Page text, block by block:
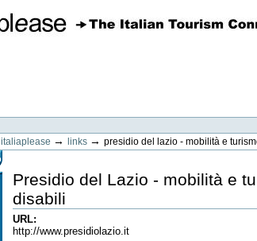
italiaplease → links → presidio del lazio - mobilità e
Presidio del Lazio - mobilità e
disabili
URL:
http://www.presidiolazio.it